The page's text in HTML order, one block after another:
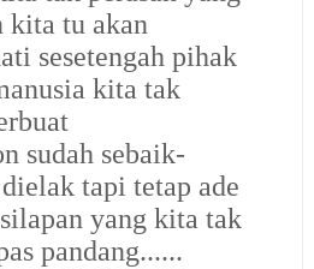
kita tu akan
sesetengah pihak
kita tak
sudah sebaik-
tapi tetap ade
yang kita tak
pandang......